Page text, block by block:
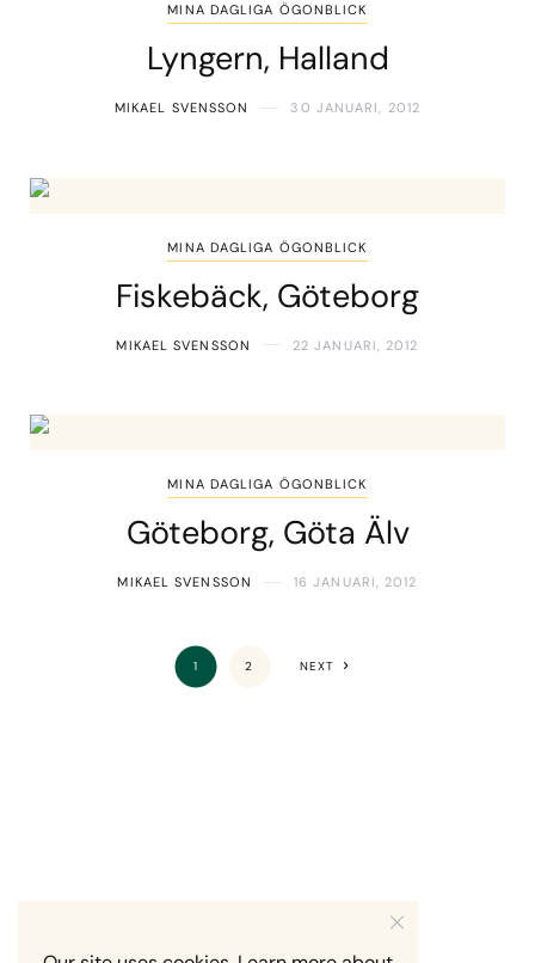
MINA DAGLIGA ÖGONBLICK
Lyngern, Halland
MIKAEL SVENSSON 30 JANUARI, 2012
MINA DAGLIGA ÖGONBLICK
Fiskebäck, Göteborg
MIKAEL SVENSSON 22 JANUARI, 2012
MINA DAGLIGA ÖGONBLICK
Göteborg, Göta Älv
MIKAEL SVENSSON 16 JANUARI, 2012
1 2 NEXT